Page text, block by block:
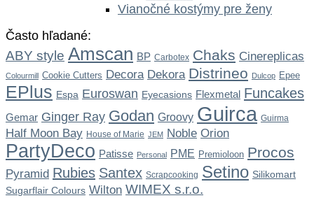
Vianočné kostýmy pre ženy
Často hľadané:
ABY style Amscan BP Carbotex Chaks Cinereplicas
Colourmill Cookie Cutters Decora Dekora Distrineo Dulcop Epee
EPlus Espa Euroswan Eyecasions Flexmetal Funcakes
Gemar Ginger Ray Godan Groovy Guirca Guirma
Half Moon Bay House of Marie JEM Noble Orion
PartyDeco Patisse Personal PME Premioloon Procos
Pyramid Rubies Santex Scrapcooking Setino Silikomart
Sugarflair Colours Wilton WIMEX s.r.o.